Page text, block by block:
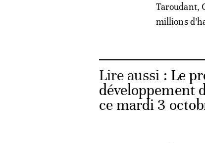
Taroudant,
millions
Lire aussi : Le
développement
ce mardi 3